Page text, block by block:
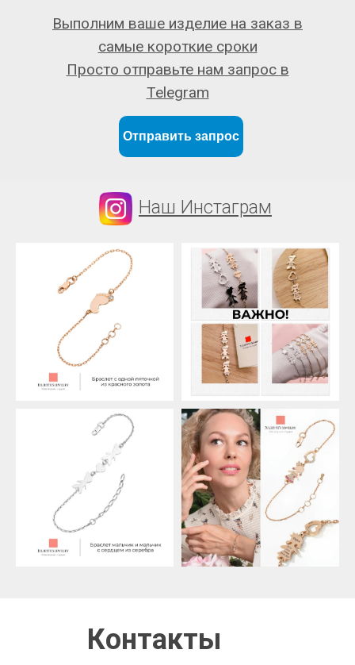
Отправить запрос
Выполним ваше изделие на заказ в
самые короткие сроки
Просто отправьте нам запрос в
Telegram
Наш Инстаграм
Контакты